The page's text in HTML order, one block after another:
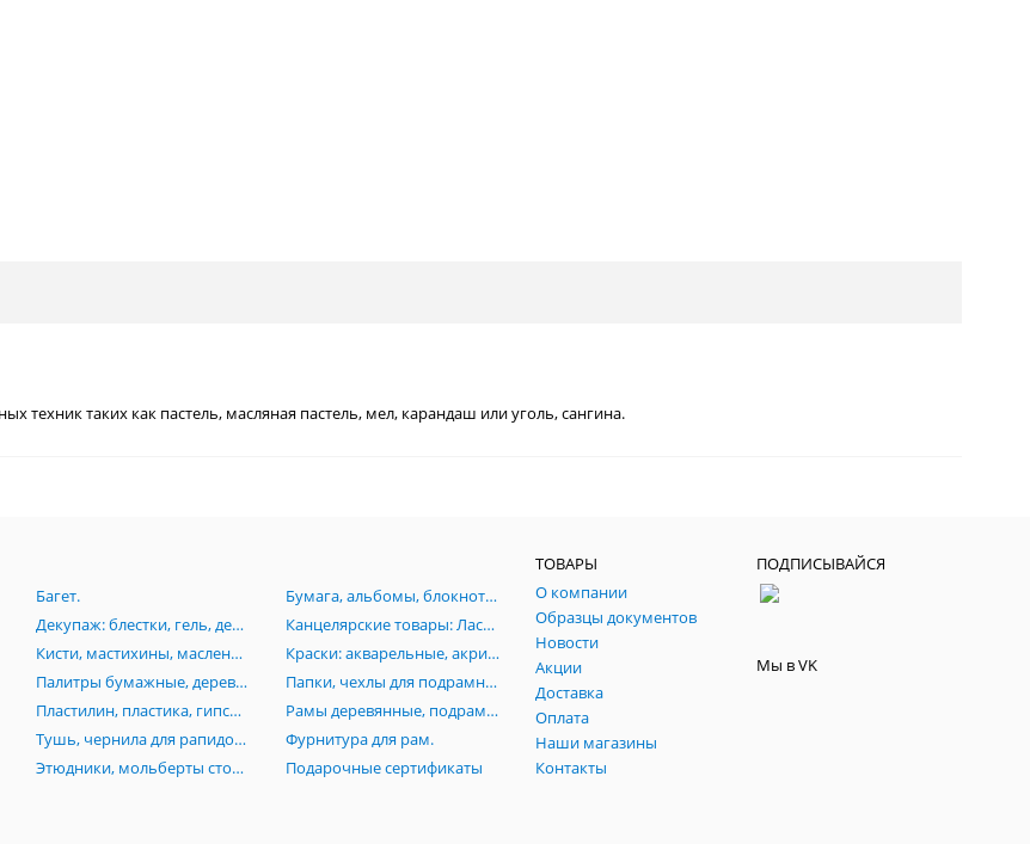
техник таких как пастель, масляная пастель, мел, карандаш или уголь, сангина.
Багет.
Бумага, альбомы, блокноты, картон, книги, папки, планшеты, пенокартон, паспарту, склейки.
Декупаж: блестки, гель, деревянные заготовки, лак, клей, маски, мозаика, платки
Канцелярские товары: Ластики, линейки, ножи, лекала, готовальни, кнопки, скотч, стрейч
Кисти, мастихины, масленки, стаканы
Краски: акварельные, акриловые, гуашевые, темперные, пасты, фестивальные
Палитры бумажные, деревянные, акриловые, пластиковые
Папки, чехлы для подрамников, сумки, тубусы, пеналы, портфилио, фартуки
Пластилин, пластика, гипсовые изделия (бюсты, орнаменты, головы), манекены
Рамы деревянные, подрамники, модульные подрамники
Тушь, чернила для рапидографов
Фурнитура для рам.
Этюдники, мольберты столы, стулья Подарочные сертификаты
ТОВАРЫ
О компании
Образцы документов
Новости
Акции
Доставка
Оплата
Наши магазины
Контакты
ПОДПИСЫВАЙСЯ
Мы в VK